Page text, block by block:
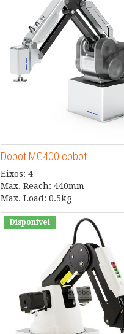
Dobot MG400 cobot
Eixos: 4
Max. Reach: 440mm
Max. Load: 0.5kg
Disponível